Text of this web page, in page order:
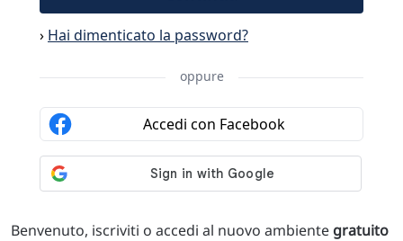
Benvenuto, iscriviti o accedi al nuovo ambiente gratuito